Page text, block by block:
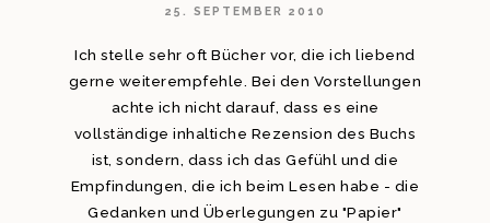
25. SEPTEMBER 2010
Ich stelle sehr oft Bücher vor, die ich liebend
gerne weiterempfehle. Bei den Vorstellungen
achte ich nicht darauf, dass es eine
vollständige inhaltiche Rezension des Buchs
ist, sondern, dass ich das Gefühl und die
Empfindungen, die ich beim Lesen habe - die
Gedanken und Überlegungen zu "Papier"